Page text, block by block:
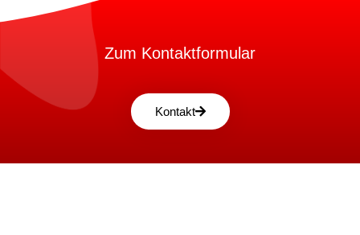
Zum Kontaktformular
Kontakt